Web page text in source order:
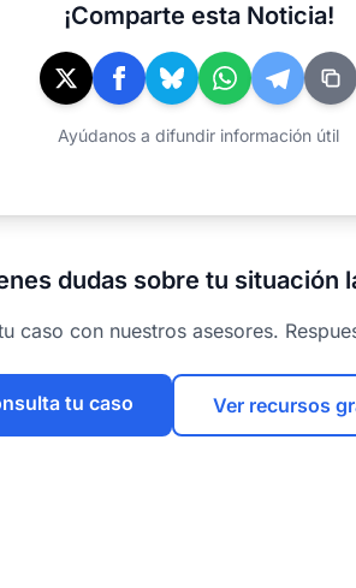
¡Comparte esta Noticia!
Ayúdanos a difundir información útil
dudas sobre tu situación
caso con nuestros asesores.
tu caso Ver recursos